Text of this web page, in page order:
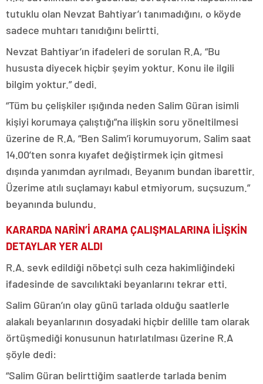
tutuklu olan Nevzat Bahtiyar’ı tanımadığını, o köyde
sadece muhtarı tanıdığını belirtti.
Nevzat Bahtiyar’ın ifadeleri de sorulan R.A, “Bu
hususta diyecek hiçbir şeyim yoktur. Konu ile ilgili
bilgim yoktur.” dedi.
“Tüm bu çelişkiler ışığında neden Salim Güran isimli
kişiyi korumaya çalıştığı”na ilişkin soru yöneltilmesi
üzerine de R.A, “Ben Salim’i korumuyorum, Salim saat
14.00’ten sonra kıyafet değiştirmek için gitmesi
dışında yanımdan ayrılmadı. Beyanım bundan ibarettir.
Üzerime atılı suçlamayı kabul etmiyorum, suçsuzum.”
beyanında bulundu.
KARARDA NARİN’İ ARAMA ÇALIŞMALARINA İLİŞKİN
DETAYLAR YER ALDI
R.A. sevk edildiği nöbetçi sulh ceza hakimliğindeki
ifadesinde de savcılıktaki beyanlarını tekrar etti.
Salim Güran’ın olay günü tarlada olduğu saatlerle
alakalı beyanlarının dosyadaki hiçbir delille tam olarak
örtüşmediği konusunun hatırlatılması üzerine R.A
şöyle dedi:
“Salim Güran belirttiğim saatlerde tarlada benim